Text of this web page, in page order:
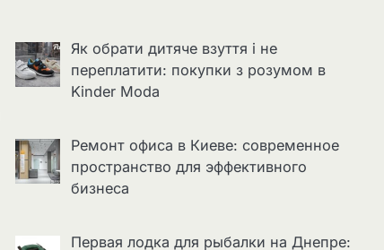
Як обрати дитяче взуття і не
переплатити: покупки з розумом в
Kinder Moda
Ремонт офиса в Киеве: современное
пространство для эффективного
бизнеса
Первая лодка для рыбалки на Днепре: